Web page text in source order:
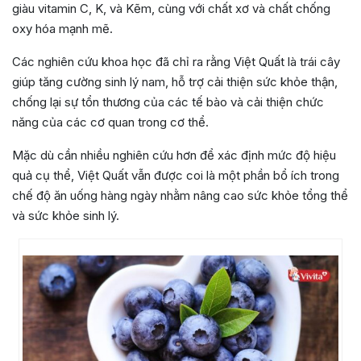
giàu vitamin C, K, và Kẽm, cùng với chất xơ và chất chống
oxy hóa mạnh mẽ.
Các nghiên cứu khoa học đã chỉ ra rằng Việt Quất là trái cây
giúp tăng cường sinh lý nam, hỗ trợ cải thiện sức khỏe thận,
chống lại sự tổn thương của các tế bào và cải thiện chức
năng của các cơ quan trong cơ thể.
Mặc dù cần nhiều nghiên cứu hơn để xác định mức độ hiệu
quả cụ thể, Việt Quất vẫn được coi là một phần bổ ích trong
chế độ ăn uống hàng ngày nhằm nâng cao sức khỏe tổng thể
và sức khỏe sinh lý.